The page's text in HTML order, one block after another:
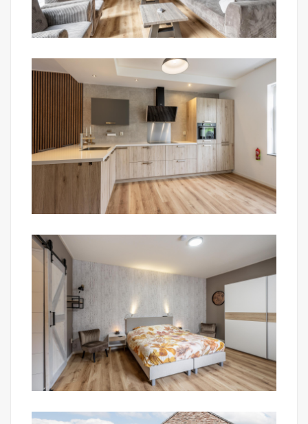
Badkamer I:
Badkamer, deels betegeld met douchecabine
voorzien van regendouche en handdouche en
wastafel met meubel. Deze badkamer kan zowel
mechanisch als natuurlijk (Velux-dakraam) worden
geventileerd.
Badkamer II:
Badkamer, deels betegeld met inloopdouche,
hangend toilet, dubbel wastafelmeubel. Ook deze
badkamer kan zowel mechanisch als natuurlijk
(Velux-dakraam) worden geventileerd.
Zolder:
De zolderverdieping met veel bergruimte en
opstelplaats van mechanische ventilatie en
omvormer zonnepanelen is middels een vlizotrap
te bereiken.
Achtertuin:
De achtertuin is onderhoudsvriendelijk aangelegd
met grote tegels, zitplekken, een schaduwrijke
te spelen of om lekker buiten te loungen. Dankzij